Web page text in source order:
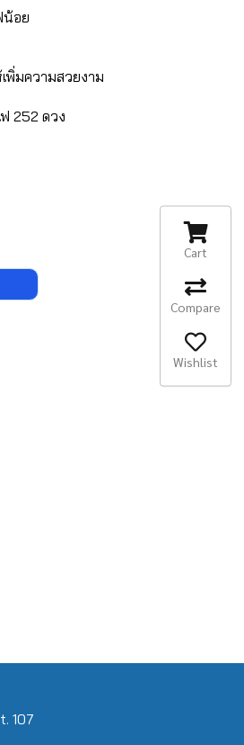
น้อย
พิ่มความสวยงาม
252 ดวง
107
Cart
Compare
Wishlist